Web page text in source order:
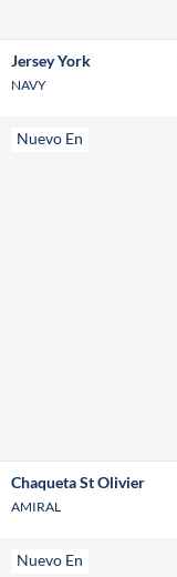
Jersey York
NAVY
Nuevo En
Chaqueta St Olivier
AMIRAL
Nuevo En